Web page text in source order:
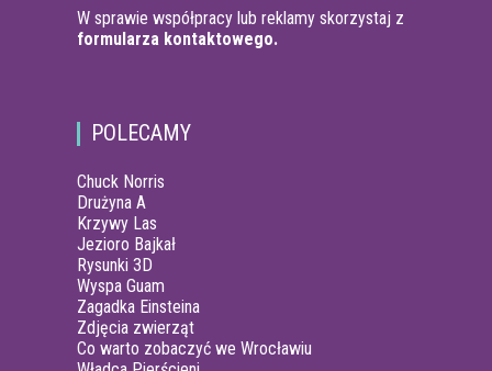
W sprawie współpracy lub reklamy skorzystaj z
formularza kontaktowego.
POLECAMY
Chuck Norris
Drużyna A
Krzywy Las
Jezioro Bajkał
Rysunki 3D
Wyspa Guam
Zagadka Einsteina
Zdjęcia zwierząt
Co warto zobaczyć we Wrocławiu